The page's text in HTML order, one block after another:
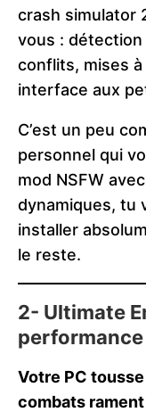
crash simulator
vous :
conflits, mises
interface aux
C’est un peu
personnel qui
mod NSFW
dynamiques, tu
installer
le reste.
2- Ultimate
Votre PC
combats rament